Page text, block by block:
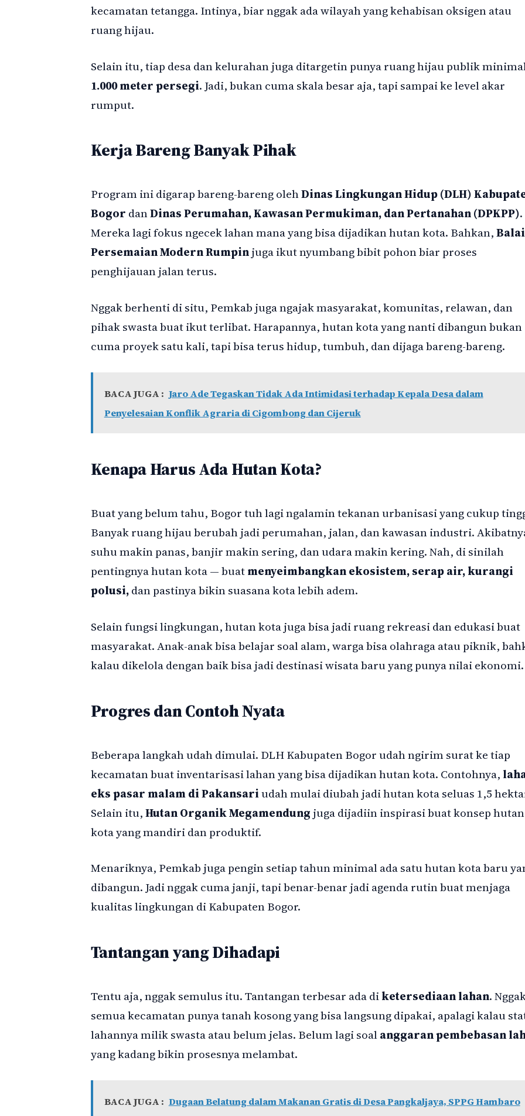
kecamatan tetangga. Intinya, biar nggak ada wilayah yang kehabisan oksigen atau
ruang hijau.
Selain itu, tiap desa dan kelurahan juga ditargetin punya ruang hijau publik
1.000 meter persegi. Jadi, bukan cuma skala besar aja, tapi sampai ke level akar
rumput.
Kerja Bareng Banyak Pihak
Program ini digarap bareng-bareng olehDinas Lingkungan Hidup (DLH)
Bogor danDinas Perumahan, Kawasan Permukiman, dan Pertanahan (DPKPP).
Mereka lagi fokus ngecek lahan mana yang bisa dijadikan hutan kota. Bahkan,Balai
Persemaian Modern Rumpinjuga ikut nyumbang bibit pohon biar proses
penghijauan jalan terus.
Nggak berhenti di situ, Pemkab juga ngajak masyarakat, komunitas, relawan, dan
pihak swasta buat ikut terlibat. Harapannya, hutan kota yang nanti dibangun bukan
cuma proyek satu kali, tapi bisa terus hidup, tumbuh, dan dijaga bareng-bareng.
BACA JUGA : Jaro Ade Tegaskan Tidak Ada Intimidasi terhadap Kepala Desa dalam
Penyelesaian Konflik Agraria di Cigombong dan Cijeruk
Kenapa Harus Ada Hutan Kota?
Buat yang belum tahu, Bogor tuh lagi ngalamin tekanan urbanisasi yang cukup
Banyak ruang hijau berubah jadi perumahan, jalan, dan kawasan industri.
suhu makin panas, banjir makin sering, dan udara makin kering. Nah, di sinilah
pentingnya hutan kota — buatmenyeimbangkan ekosistem, serap air, kurangi
polusi,dan pastinya bikin suasana kota lebih adem.
Selain fungsi lingkungan, hutan kota juga bisa jadi ruang rekreasi dan edukasi buat
masyarakat. Anak-anak bisa belajar soal alam, warga bisa olahraga atau piknik,
kalau dikelola dengan baik bisa jadi destinasi wisata baru yang punya nilai ekonomi.
Progres dan Contoh Nyata
Beberapa langkah udah dimulai. DLH Kabupaten Bogor udah ngirim surat ke tiap
kecamatan buat inventarisasi lahan yang bisa dijadikan hutan kota. Contohnya,
eks pasar malam di Pakansariudah mulai diubah jadi hutan kota seluas 1,5
Selain itu,Hutan Organik Megamendung juga dijadiin inspirasi buat konsep hutan
kota yang mandiri dan produktif.
Menariknya, Pemkab juga pengin setiap tahun minimal ada satu hutan kota baru
dibangun. Jadi nggak cuma janji, tapi benar-benar jadi agenda rutin buat menjaga
kualitas lingkungan di Kabupaten Bogor.
Tantangan yang Dihadapi
Tentu aja, nggak semulus itu. Tantangan terbesar ada diketersediaan lahan.
semua kecamatan punya tanah kosong yang bisa langsung dipakai, apalagi kalau
lahannya milik swasta atau belum jelas. Belum lagi soalanggaran pembebasan
yang kadang bikin prosesnya melambat.
BACA JUGA : Dugaan Belatung dalam Makanan Gratis di Desa Pangkaljaya, SPPG Hambaro